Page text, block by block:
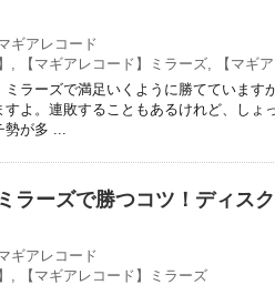
ギアレコード
, 【マギアレコード】ミラーズ,
【マギ
ラーズで満足いくように勝てています
よ。連敗することもあるけれど、しょ
勢が多 ...
ラーズで勝つコツ！ディス
ギアレコード
,
【マギアレコード】ミラーズ